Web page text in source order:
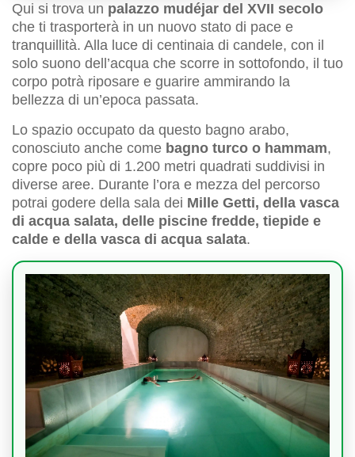
Qui si trova un palazzo mudéjar del XVII secolo
che ti trasporterà in un nuovo stato di pace e
tranquillità. Alla luce di centinaia di candele, con il
solo suono dell’acqua che scorre in sottofondo, il tuo
corpo potrà riposare e guarire ammirando la
bellezza di un’epoca passata.
Lo spazio occupato da questo bagno arabo,
conosciuto anche come bagno turco o hammam,
copre poco più di 1.200 metri quadrati suddivisi in
diverse aree. Durante l’ora e mezza del percorso
potrai godere della sala dei Mille Getti, della vasca
di acqua salata, delle piscine fredde, tiepide e
calde e della vasca di acqua salata.